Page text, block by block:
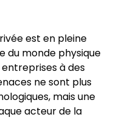
est en pleine
du monde physique
à des
ne sont plus
mais une
acteur de la